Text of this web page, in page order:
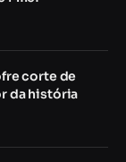
corte de
da história